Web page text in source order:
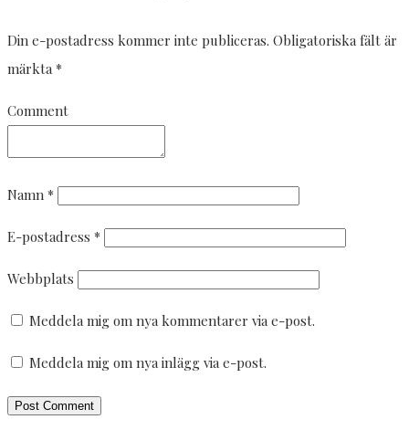
Din e-postadress kommer inte publiceras. Obligatoriska fält är
märkta *
Comment
Namn *
E-postadress *
Webbplats
Meddela mig om nya kommentarer via e-post.
Meddela mig om nya inlägg via e-post.